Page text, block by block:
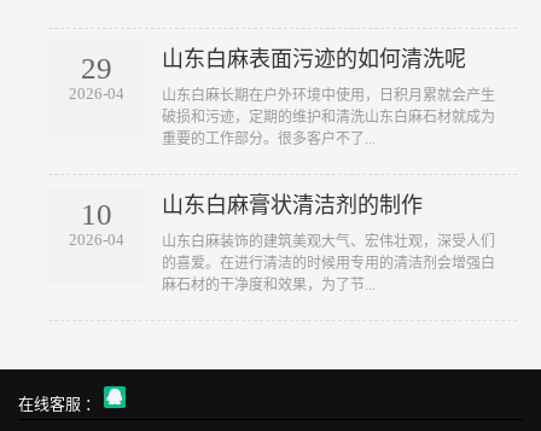
29
2026-04
山东白麻表面污迹的如何清洗呢
山东白麻长期在户外环境中使用，日积月累就会产生
破损和污迹，定期的维护和清洗山东白麻石材就成为
重要的工作部分。很多客户不了...
10
2026-04
山东白麻膏状清洁剂的制作
山东白麻装饰的建筑美观大气、宏伟壮观，深受人们
的喜爱。在进行清洁的时候用专用的清洁剂会增强白
麻石材的干净度和效果，为了节...
在线客服 ：